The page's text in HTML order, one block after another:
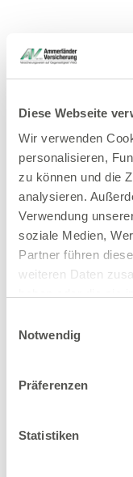
Diese Webseite
Wir verwenden
personalisieren,
zu können und die
analysieren.
Verwendung
soziale Medien,
Partner führen
weiteren Daten
Notwendig
Präferenzen
Statistiken